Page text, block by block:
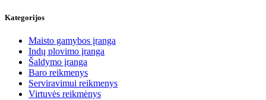
Kategorijos
Maisto gamybos įranga
Indų plovimo įranga
Šaldymo įranga
Baro reikmenys
Serviravimui reikmenys
Virtuvės reikmėnys